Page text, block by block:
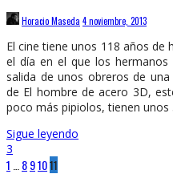
Horacio Maseda 4 noviembre, 2013
El cine tiene unos 118 años de
el día en el que los
salida de unos obreros de
de El hombre de acero 3D,
poco más pipiolos, tienen unos
Sigue leyendo
3
1 891011